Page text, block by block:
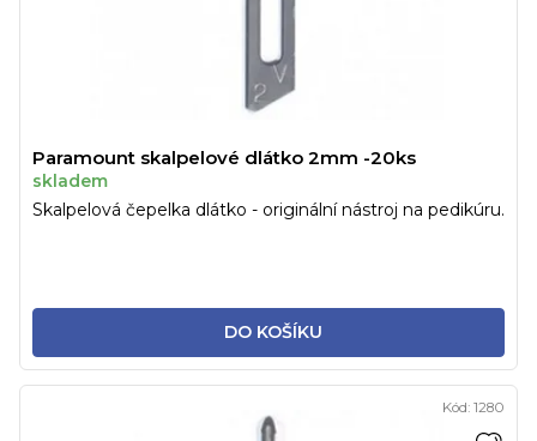
Paramount skalpelové dlátko 2mm -20ks
skladem
DO KOŠÍKU
Skalpelová čepelka dlátko - originální nástroj na pedikúru.
Kód: 1280